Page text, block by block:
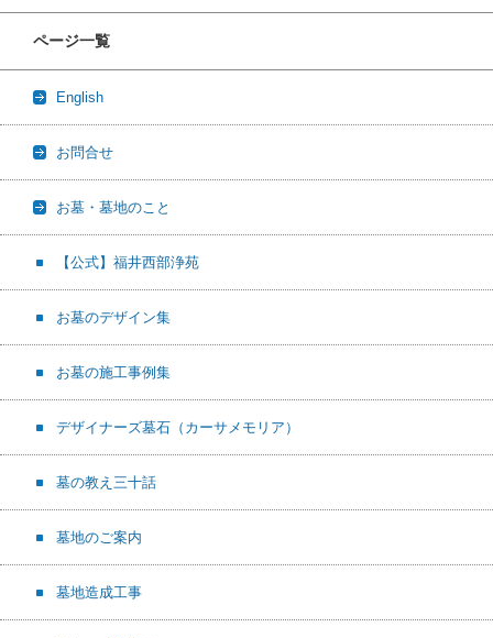
ページ一覧
English
お問合せ
お墓・墓地のこと
【公式】福井西部浄苑
お墓のデザイン集
お墓の施工事例集
デザイナーズ墓石（カーサメモリア）
墓の教え三十話
墓地のご案内
墓地造成工事